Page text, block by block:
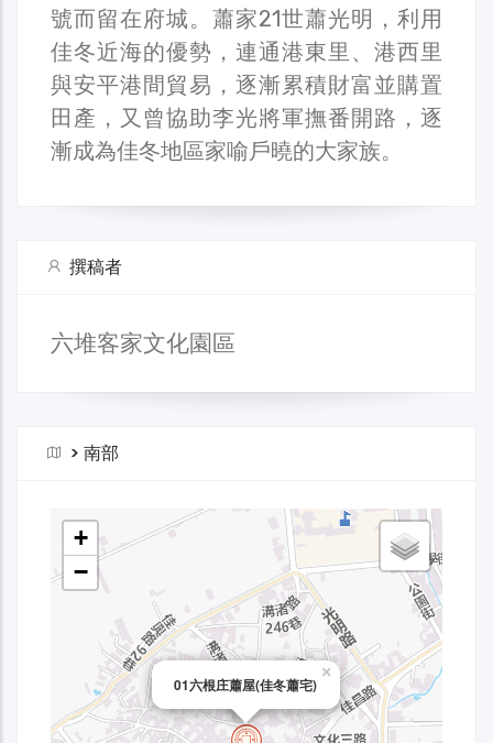
號而留在府城。蕭家21世蕭光明，利用
佳冬近海的優勢，連通港東里、港西里
與安平港間貿易，逐漸累積財富並購置
田產，又曾協助李光將軍撫番開路，逐
漸成為佳冬地區家喻戶曉的大家族。
撰稿者
六堆客家文化園區
> 南部